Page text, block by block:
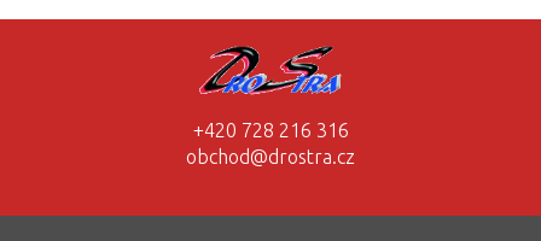
+420 728 216 316
obchod@drostra.cz